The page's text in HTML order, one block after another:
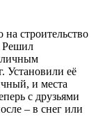
строительство
Решил
Установили её
и места
с друзьями
– в снег или